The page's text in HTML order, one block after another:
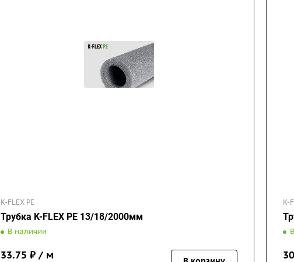
K-FLEX PE
Трубка K-FLEX PE 13/18/2000мм
В наличии
33.75 ₽ / м
K-